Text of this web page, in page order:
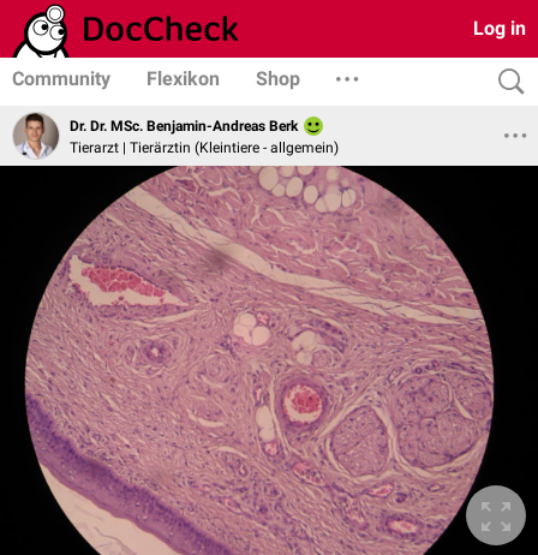
Log in
Community Flexikon Shop
Dr. Dr. MSc. Benjamin-Andreas Berk
Tierarzt | Tierärztin (Kleintiere - allgemein)